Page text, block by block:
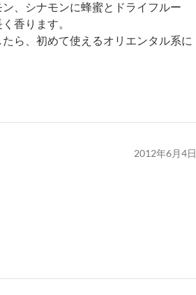
、シナモンに蜂蜜とドライフルー
香ります。
ら、初めて使えるオリエンタル系に
2012年6月4日